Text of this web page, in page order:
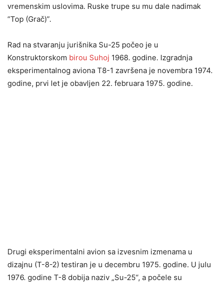
vremenskim uslovima. Ruske trupe su mu dale nadimak
“Top (Grač)”.
Rad na stvaranju jurišnika Su-25 počeo je u
Konstruktorskom birou Suhoj 1968. godine. Izgradnja
eksperimentalnog aviona T8-1 završena je novembra 1974.
godine, prvi let je obavljen 22. februara 1975. godine.
Drugi eksperimentalni avion sa izvesnim izmenama u
dizajnu (T-8-2) testiran je u decembru 1975. godine. U julu
1976. godine T-8 dobija naziv „Su-25“, a počele su